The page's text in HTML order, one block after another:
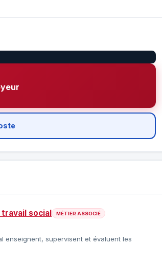
social MÉTIER ASSOCIÉ
enseignent, supervisent et évaluent les